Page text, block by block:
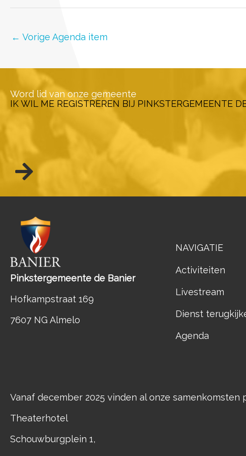
← Vorige Agenda item
Word lid van onze gemeente
IK WIL ME REGISTREREN BIJ PINKSTERGEMEENTE
Pinkstergemeente de Banier
Hofkampstraat 169
7607 NG Almelo
NAVIGATIE
Activiteiten
Livestream
Dienst
Agenda
Vanaf december 2025 vinden al onze
Theaterhotel
Schouwburgplein 1,